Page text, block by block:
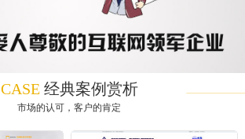
CASE经典案例赏析
市场的认可，客户的肯定